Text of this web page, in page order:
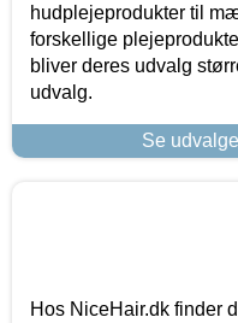
hudplejeprodukter til
forskellige
bliver deres udvalg
udvalg.
Se
Hos NiceHair.dk finder